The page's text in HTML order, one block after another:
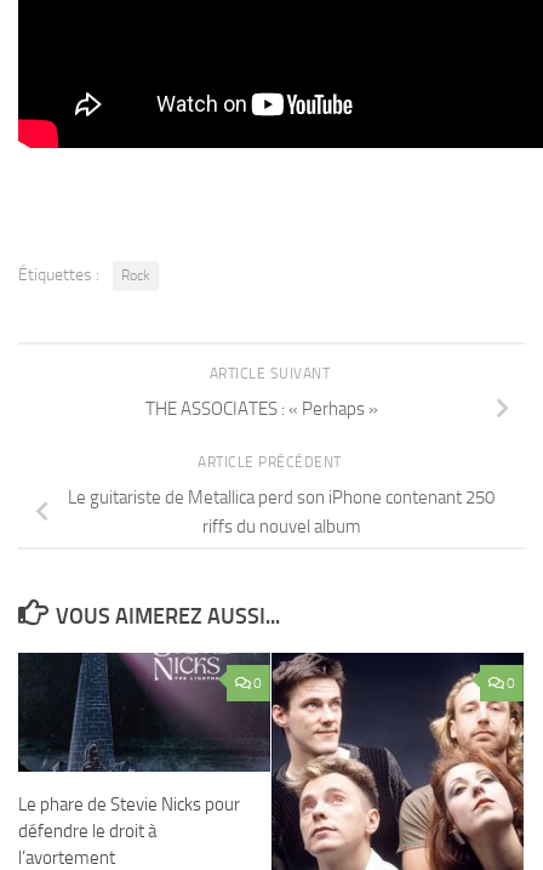
Étiquettes : Rock
ARTICLE SUIVANT
THE ASSOCIATES : « Perhaps »
ARTICLE PRÉCÉDENT
Le guitariste de Metallica perd son iPhone contenant 250
riffs du nouvel album
VOUS AIMEREZ AUSSI...
0
Le phare de Stevie Nicks pour
défendre le droit à
l’avortement
0